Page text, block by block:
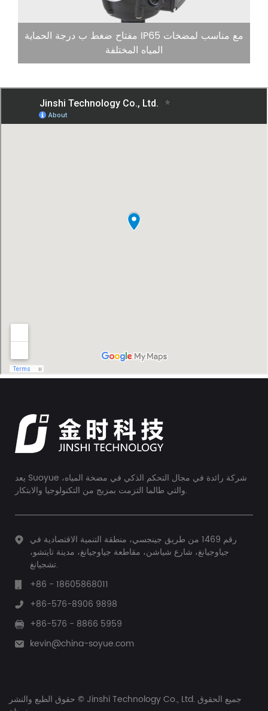
مفتاح ضغط ب درجة الحماية IP65 مع مناسب لمضخات
المياه المختلفة
يعد Suoyue شركة رائدة في مجال التحكم الذكي في مضخة المياه،
والتي طالما التزمت بمزيج من التكنولوجيا والابتكار.
رقم 1469 من طريق جينجسي، منطقة التنمية الاقتصادية في
جياوجيانغ، شارع شياشن، مقاطعة جياوجيانغ، مدينة تايتشو،
تشجيانغ.
+86 - 18605868011
+86-576-8906 9898
+86-576 - 8866 5959
kevin@china-soyue.com
حقوق الطبع والنشر © Jinshi Technology Co., Ltd. جميع الحقوق